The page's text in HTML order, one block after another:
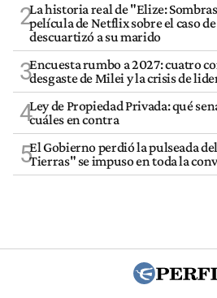
2La historia real de "Elize:
película de Netflix sobre el caso
descuartizó a su marido
3Encuesta rumbo a 2027: cuatro
desgaste de Milei y la crisis de
4Ley de Propiedad Privada: qué
cuáles en contra
5El Gobierno perdió la pulseada
Tierras" se impuso en toda la